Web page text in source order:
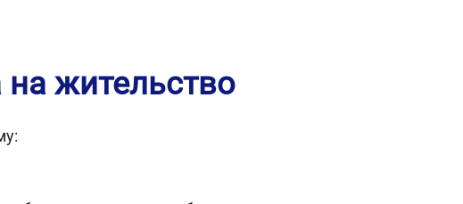
жительство